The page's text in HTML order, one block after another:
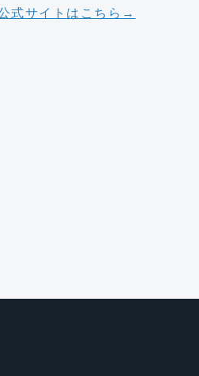
式サイトはこちら→